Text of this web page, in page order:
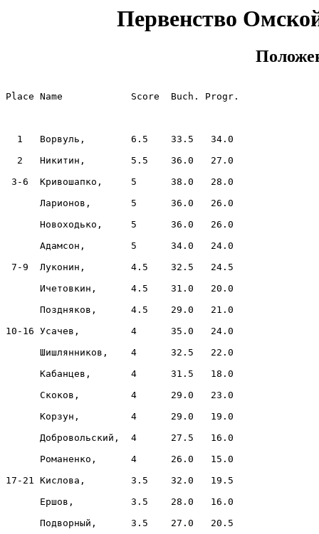
Первенство
Place Name            Score  Buch. Progr.
  1   Ворвуль,        6.5    33.5   34.0
  2   Никитин,        5.5    36.0   27.0
3-6  Кривошапко,     5      38.0   28.0
      Ларионов,       5      36.0   26.0
      Новоходько,     5      36.0   26.0
      Адамсон,        5      34.0   24.0
7-9  Луконин,        4.5    32.5   24.5
      Ичетовкин,      4.5    31.0   20.0
      Поздняков,      4.5    29.0   21.0
10-16 Усачев,         4      35.0   24.0
      Шишлянников,    4      32.5   22.0
      Кабанцев,       4      31.5   18.0
      Скоков,         4      29.0   23.0
      Корзун,         4      29.0   19.0
      Добровольский,  4      27.5   16.0
      Романенко,      4      26.0   15.0
17-21 Кислова,        3.5    32.0   19.5
      Ершов,          3.5    28.0   16.0
      Подворный,      3.5    27.0   20.5